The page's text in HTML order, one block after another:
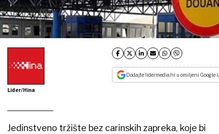
Lider/Hina
Dodajte lidermedia.hr u omiljeni Google
Jedinstveno tržište bez carinskih zapreka, koje bi